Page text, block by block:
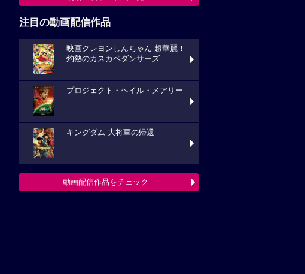
注目の動画配信作品
映画クレヨンしんちゃん 超華麗！
灼熱のカスカベダンサーズ
プロジェクト・ヘイル・メアリー
キングダム 大将軍の帰還
動画配信作品をチェック